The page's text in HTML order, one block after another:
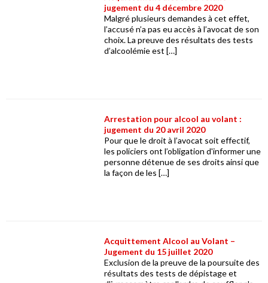
jugement du 4 décembre 2020
Malgré plusieurs demandes à cet effet,
l’accusé n’a pas eu accès à l’avocat de son
choix. La preuve des résultats des tests
d’alcoolémie est […]
Arrestation pour alcool au volant :
jugement du 20 avril 2020
Pour que le droit à l’avocat soit effectif,
les policiers ont l’obligation d'informer une
personne détenue de ses droits ainsi que
la façon de les […]
Acquittement Alcool au Volant –
Jugement du 15 juillet 2020
Exclusion de la preuve de la poursuite des
résultats des tests de dépistage et